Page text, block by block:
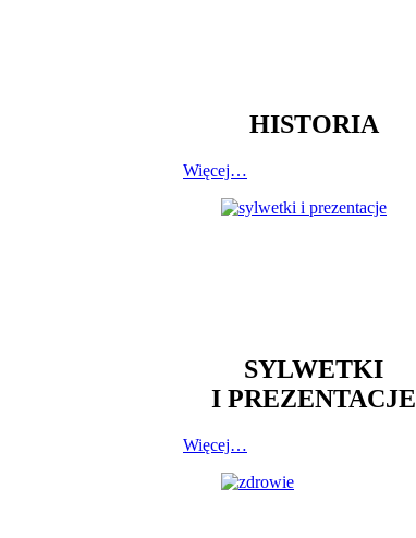
HISTORIA
Więcej…
SYLWETKI
I PREZENTACJE
Więcej…